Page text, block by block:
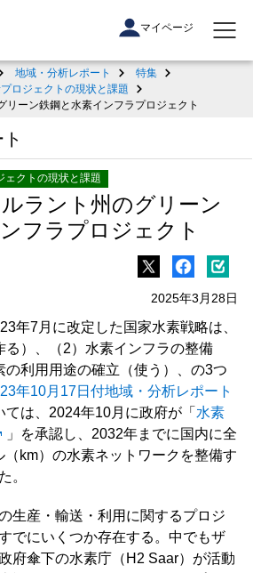
マイページ
地域・分析レポート
特集
ロジェクトの現状と課題
リーン鉄鋼と水素インフラプロジェクト
ェクトの現状と課題
ラント州のグリーン
フラプロジェクト
2025年3月28日
年7月に改定した国家水素戦略は、
る）、（2）水素インフラの整備
の利用用途の確立（使う）、の3つ
年10月17日付地域・分析レポート
ては、2024年10月に政府が「 水素
」を承認し、2032年までに国内に全
km）の水素ネットワークを整備す
。
生産・輸送・利用に関するプロジ
でにいくつか存在する。中でもザ
府傘下の水素庁（H2 Saar）が活動